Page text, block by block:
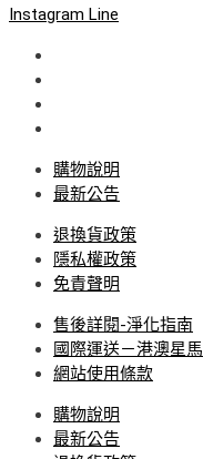
Instagram Line
購物說明
最新公告
退換貨政策
隱私權政策
免責聲明
售後詳閱-淨化指南
國際運送－港澳星馬
網站使用條款
購物說明
最新公告